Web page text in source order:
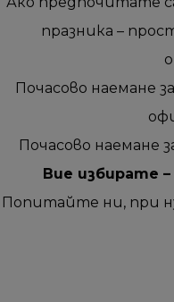
празника –
Почасово наемане
Почасово наемане
Вие избирате
Попитайте ни, при